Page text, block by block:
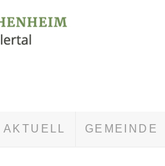
AKTUELL GEMEINDE